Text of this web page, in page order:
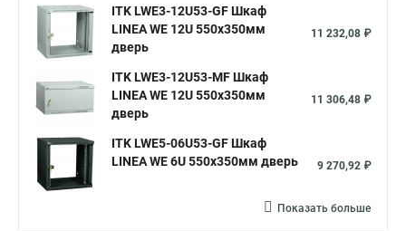
ITK LWE3-12U53-GF Шкаф
LINEA WE 12U 550x350мм
дверь
11 232,08 ₽
ITK LWE3-12U53-MF Шкаф
LINEA WE 12U 550x350мм
дверь
11 306,48 ₽
ITK LWE5-06U53-GF Шкаф
LINEA WE 6U 550x350мм дверь
9 270,92 ₽
Показать больше